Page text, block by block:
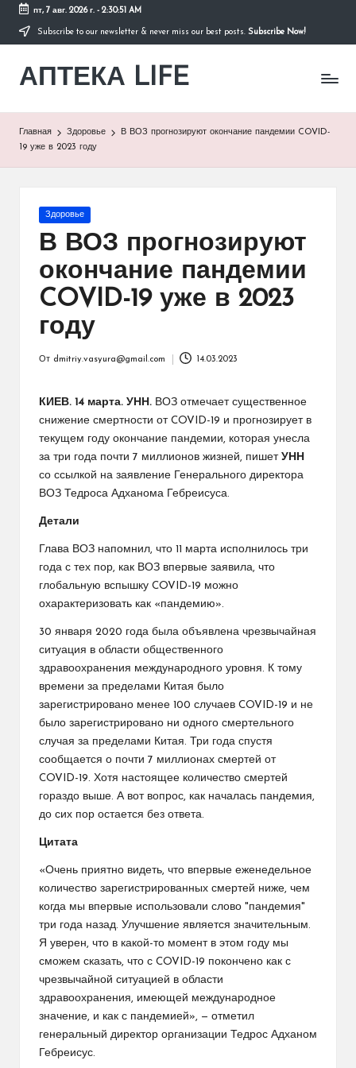
Перейти
содержимому
пт, 7 авг. 2026 г.- 2:30:51 AM
Subscribe to our newsletter & never miss our best posts. Subscribe Now!
АПТЕКА LIFE
сайт
здоровом
Главная Здоровье
В ВОЗ прогнозируют окончание пандемии COVID-
19 уже в 2023 году
Опубликовано
Здоровье
В ВОЗ прогнозируют
окончание пандемии
COVID-19 уже в 2023
году
От dmitriy.vasyura@gmail.com 14.03.2023
КИЕВ. 14 марта. УНН. ВОЗ отмечает существенное
снижение смертности от COVID-19 и прогнозирует в
текущем году окончание пандемии, которая унесла
за три года почти 7 миллионов жизней, пишет УНН
со ссылкой на заявление Генерального директора
ВОЗ Тедроса Адханома Гебреисуса.
Детали
Глава ВОЗ напомнил, что 11 марта исполнилось три
года с тех пор, как ВОЗ впервые заявила, что
глобальную вспышку COVID-19 можно
охарактеризовать как «пандемию».
30 января 2020 года была объявлена чрезвычайная
ситуация в области общественного
здравоохранения международного уровня. К тому
времени за пределами Китая было
зарегистрировано менее 100 случаев COVID-19 и не
было зарегистрировано ни одного смертельного
случая за пределами Китая. Три года спустя
сообщается о почти 7 миллионах смертей от
COVID-19. Хотя настоящее количество смертей
гораздо выше. А вот вопрос, как началась пандемия,
до сих пор остается без ответа.
Цитата
«Очень приятно видеть, что впервые еженедельное
количество зарегистрированных смертей ниже, чем
когда мы впервые использовали слово "пандемия"
три года назад. Улучшение является значительным.
Я уверен, что в какой-то момент в этом году мы
сможем сказать, что с COVID-19 покончено как с
чрезвычайной ситуацией в области
здравоохранения, имеющей международное
значение, и как с пандемией», — отметил
генеральный директор организации Тедрос Адханом
Гебреисус.